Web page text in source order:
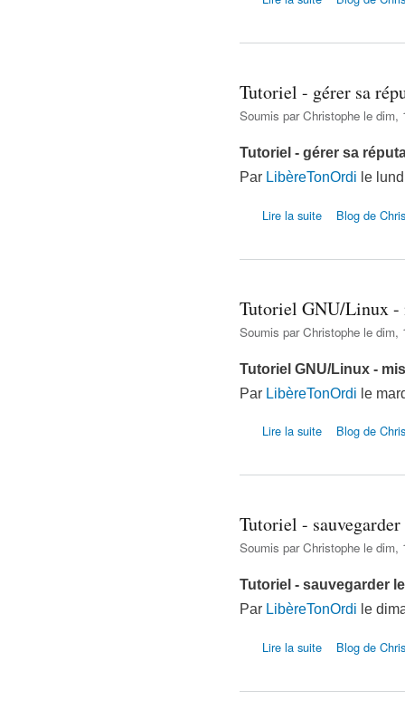
Tutoriel - gérer sa
Soumis parChristophe le dim,
Tutoriel - gérer sa
Par LibèreTonOrdi le
Lire la suite de Tutoriel -
Blog de
Tutoriel GNU/Linux -
Soumis parChristophe le dim,
Tutoriel GNU/Linux -
Par LibèreTonOrdi le
Lire la suite de Tutoriel
Blog de
Tutoriel -
Soumis parChristophe le dim,
Tutoriel - sauvegarder
Par LibèreTonOrdi le
Lire la suite de Tutoriel -
Blog de